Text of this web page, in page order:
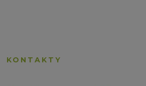
KONTAKTY